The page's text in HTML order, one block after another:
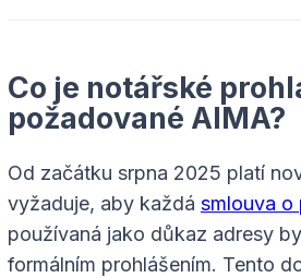
Co je notářské
požadované AIMA?
Od začátku srpna 2025 platí
vyžaduje, aby každá smlouva o
používaná jako důkaz adresy
formálním prohlášením. Tento